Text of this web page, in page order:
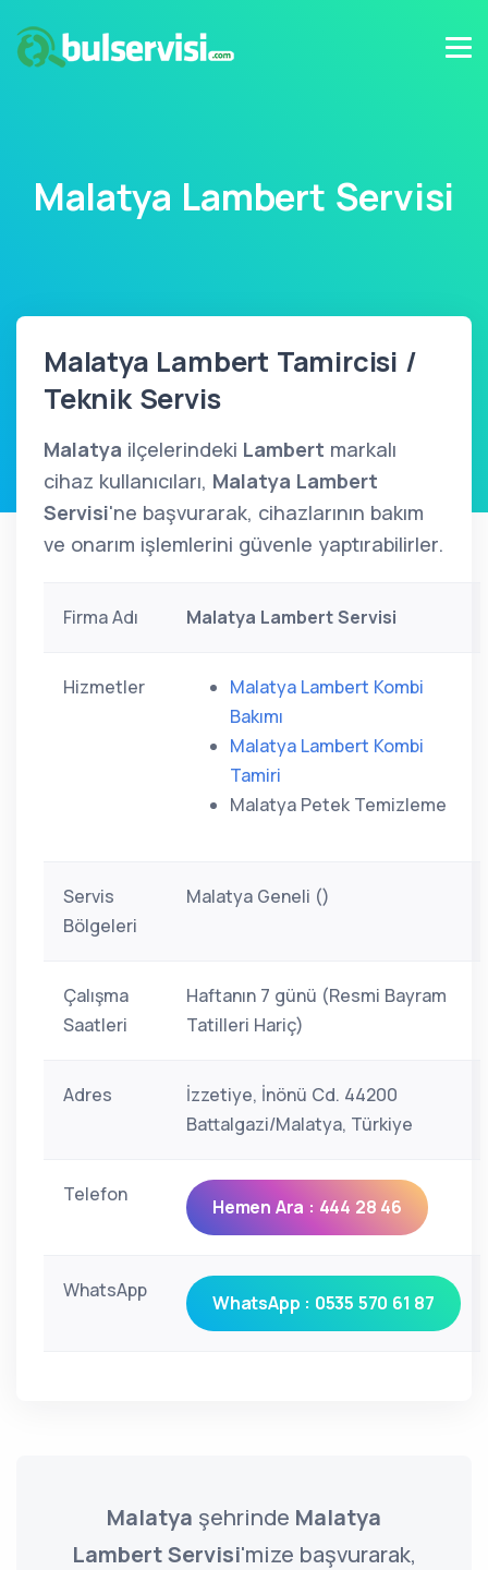
Malatya Lambert Servisi
Malatya Lambert Tamircisi /
Teknik Servis
Malatya ilçelerindeki Lambert markalı
cihaz kullanıcıları, Malatya Lambert
Servisi'ne başvurarak, cihazlarının bakım
ve onarım işlemlerini güvenle yaptırabilirler.
Firma Adı Malatya Lambert Servisi
Hizmetler
Malatya Lambert Kombi
Bakımı
Malatya Lambert Kombi
Tamiri
Malatya Petek Temizleme
Servis
Bölgeleri
Malatya Geneli ()
Çalışma
Saatleri
Haftanın 7 günü (Resmi Bayram
Tatilleri Hariç)
Adres
İzzetiye, İnönü Cd. 44200
Battalgazi/Malatya, Türkiye
Telefon
Hemen Ara : 444 28 46
WhatsApp
WhatsApp : 0535 570 61 87
Malatya şehrinde Malatya
Lambert Servisi'mize başvurarak,